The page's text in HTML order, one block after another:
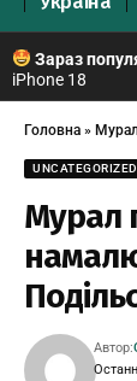
Зараз
iPhone 18
Головна » Мурал
UNCATEGORIZED
Мурал
Автор: